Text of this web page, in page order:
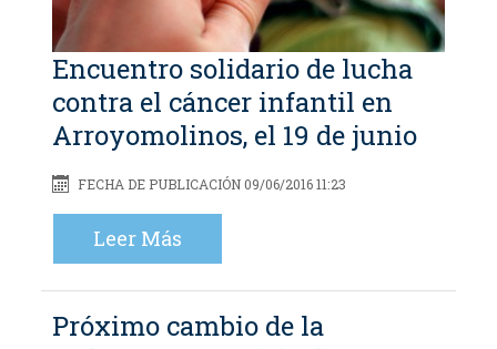
Encuentro solidario de lucha
contra el cáncer infantil en
Arroyomolinos, el 19 de junio
FECHA DE PUBLICACIÓN 09/06/2016 11:23
Leer Más
Próximo cambio de la